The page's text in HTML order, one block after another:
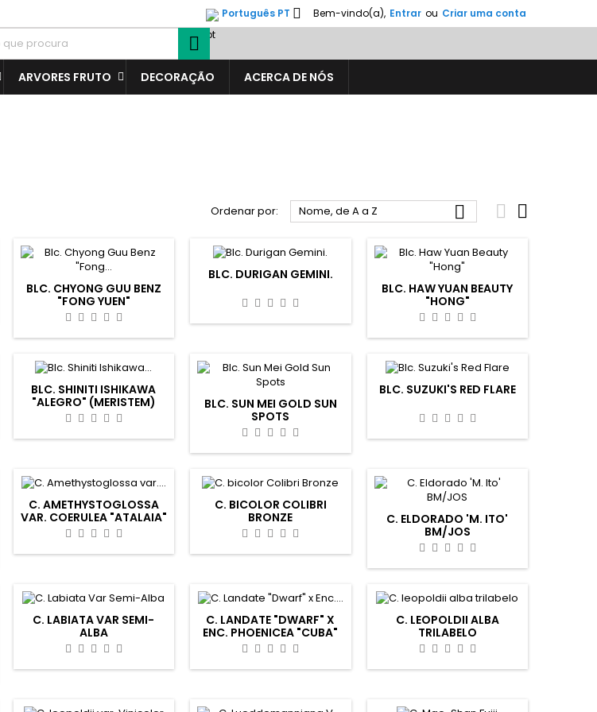
Bem-vindo(a), Entrar ou Criar uma conta
Português PT 

ARVORES FRUTO DECORAÇÃO ACERCA DE NÓS
Ordenar por: Nome, de A a Z   
BLC. CHYONG GUU BENZ
"FONG YUEN"
BLC. DURIGAN GEMINI.
BLC. HAW YUAN BEAUTY
"HONG"
BLC. SHINITI ISHIKAWA
"ALEGRO" (MERISTEM)
BLC. SUN MEI GOLD SUN
SPOTS
BLC. SUZUKI'S RED FLARE
C. AMETHYSTOGLOSSA
VAR. COERULEA "ATALAIA"
C. BICOLOR COLIBRI
BRONZE
C. ELDORADO 'M. ITO'
BM/JOS
C. LABIATA VAR SEMI-
ALBA
C. LANDATE "DWARF" X
ENC. PHOENICEA "CUBA"
C. LEOPOLDII ALBA
TRILABELO